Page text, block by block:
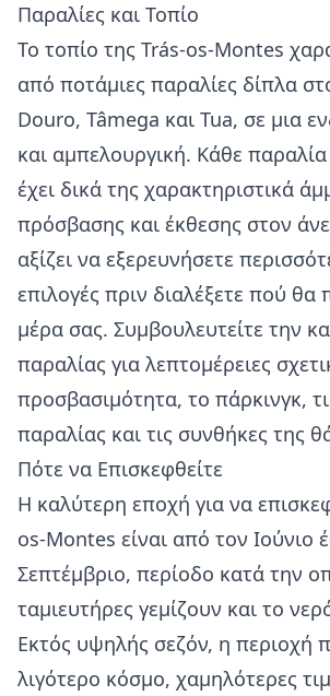
Παραλίες και Τοπίο
Το τοπίο της Trás-os-Montes
από ποτάμιες παραλίες δίπλα
Douro, Tâmega και Tua, σε μια
και αμπελουργική. Κάθε
έχει δικά της χαρακτηριστικά
πρόσβασης και έκθεσης στον
αξίζει να εξερευνήσετε
επιλογές πριν διαλέξετε πού θα
μέρα σας. Συμβουλευτείτε την
παραλίας για λεπτομέρειες
προσβασιμότητα, το πάρκινγκ,
παραλίας και τις συνθήκες της
Πότε να Επισκεφθείτε
Η καλύτερη εποχή για να
os-Montes είναι από τον Ιούνιο
Σεπτέμβριο, περίοδο κατά την
ταμιευτήρες γεμίζουν και το
Εκτός υψηλής σεζόν, η περιοχή
λιγότερο κόσμο, χαμηλότερες